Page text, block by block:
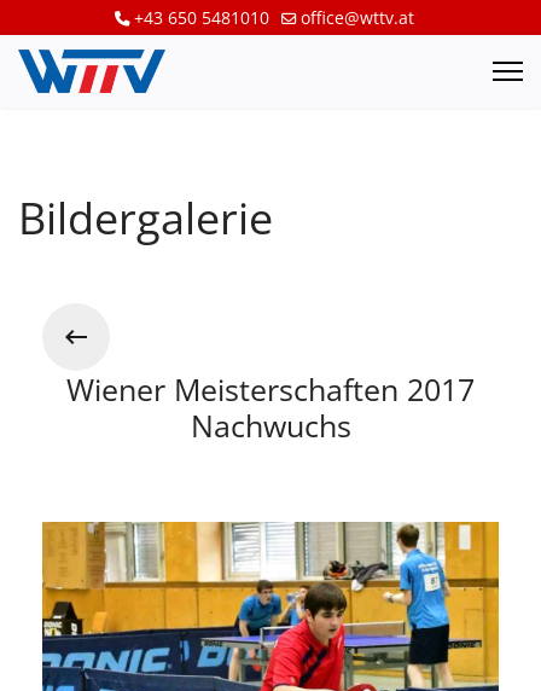
+43 650 5481010 office@wttv.at
Bildergalerie
Wiener Meisterschaften 2017
Nachwuchs